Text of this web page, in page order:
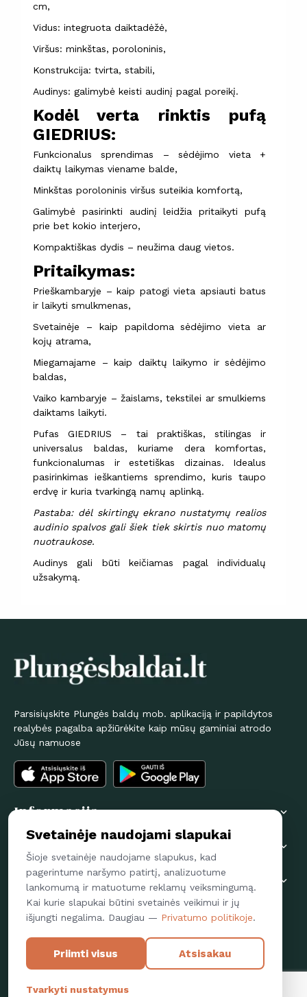
cm,
Vidus: integruota daiktadėžė,
Viršus: minkštas, poroloninis,
Konstrukcija: tvirta, stabili,
Audinys: galimybė keisti audinį pagal poreikį.
Kodėl verta rinktis pufą
GIEDRIUS:
Funkcionalus sprendimas – sėdėjimo vieta +
daiktų laikymas viename balde,
Minkštas poroloninis viršus suteikia komfortą,
Galimybė pasirinkti audinį leidžia pritaikyti pufą
prie bet kokio interjero,
Kompaktiškas dydis – neužima daug vietos.
Pritaikymas:
Prieškambaryje – kaip patogi vieta apsiauti batus
ir laikyti smulkmenas,
Svetainėje – kaip papildoma sėdėjimo vieta ar
kojų atrama,
Miegamajame – kaip daiktų laikymo ir sėdėjimo
baldas,
Vaiko kambaryje – žaislams, tekstilei ar smulkiems
daiktams laikyti.
Pufas GIEDRIUS – tai praktiškas, stilingas ir
universalus baldas, kuriame dera komfortas,
funkcionalumas ir estetiškas dizainas. Idealus
pasirinkimas ieškantiems sprendimo, kuris taupo
erdvę ir kuria tvarkingą namų aplinką.
Pastaba: dėl skirtingų ekrano nustatymų realios
audinio spalvos gali šiek tiek skirtis nuo matomų
nuotraukose.
Audinys gali būti keičiamas pagal individualų
užsakymą.
Parsisiųskite Plungės baldų mob. aplikaciją ir papildytos
realybės pagalba apžiūrėkite kaip mūsų gaminiai atrodo
Jūsų namuose
Informacija 
Pirkėjams 
Susisiekime 
Sekite mus
FACEBOOK
Svetainėje naudojami slapukai
Šioje svetainėje naudojame slapukus, kad
pagerintume naršymo patirtį, analizuotume
lankomumą ir matuotume reklamų veiksmingumą.
Kai kurie slapukai būtini svetainės veikimui ir jų
išjungti negalima. Daugiau — Privatumo politikoje.
Priimti visus Atsisakau
Tvarkyti nustatymus